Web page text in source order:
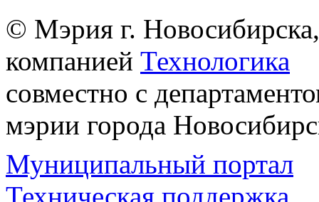
© Мэрия г.
компанией Технологика
совместно с
мэрии города
Муниципальный портал